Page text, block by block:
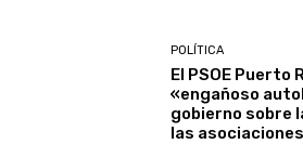
POLÍTICA
El PSOE Puerto
«engañoso
gobierno sobre
las